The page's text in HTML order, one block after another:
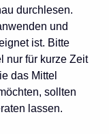
durchlesen.
und
ist. Bitte
nur für kurze Zeit
das Mittel
sollten
lassen.